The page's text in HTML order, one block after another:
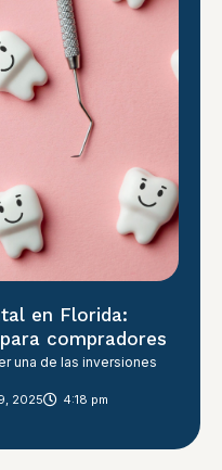
en Florida:
compradores
una de las inversiones
2025 4:18 pm